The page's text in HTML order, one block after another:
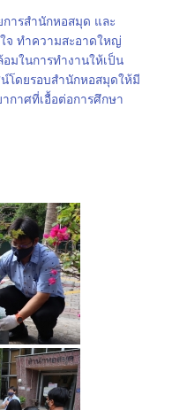
ารสำนักหอสมุด และ
จ ทำความสะอาดใหญ่
มในการทำงานให้เป็น
โดยรอบสำนักหอสมุดให้มี
กาศที่เอื้อต่อการศึกษา